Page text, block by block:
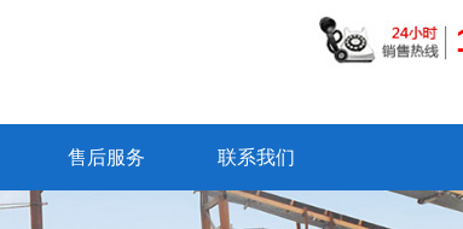
售后服务 联系我们